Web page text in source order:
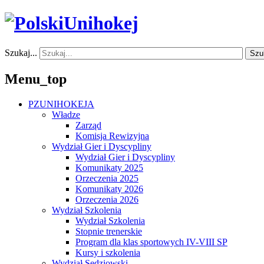
Szukaj...
Menu_top
PZUNIHOKEJA
Władze
Zarząd
Komisja Rewizyjna
Wydział Gier i Dyscypliny
Wydział Gier i Dyscypliny
Komunikaty 2025
Orzeczenia 2025
Komunikaty 2026
Orzeczenia 2026
Wydział Szkolenia
Wydział Szkolenia
Stopnie trenerskie
Program dla klas sportowych IV-VIII SP
Kursy i szkolenia